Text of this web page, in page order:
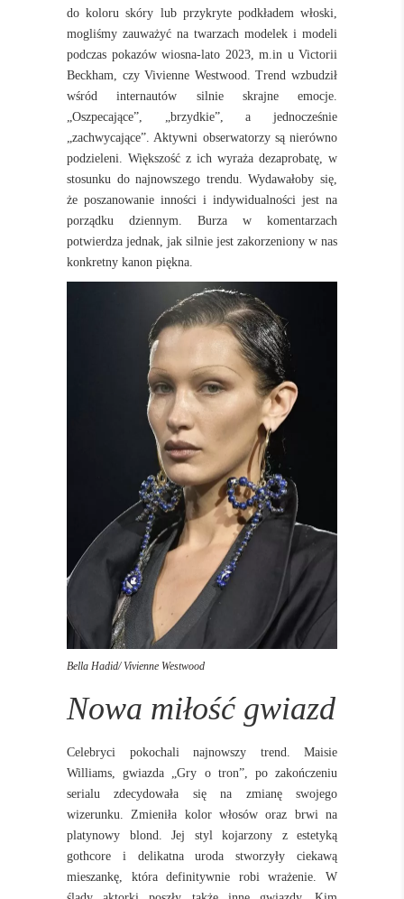
do koloru skóry lub przykryte podkładem włoski,
mogliśmy zauważyć na twarzach modelek i modeli
podczas pokazów wiosna-lato 2023, m.in u Victorii
Beckham, czy Vivienne Westwood. Trend wzbudził
wśród internautów silnie skrajne emocje.
„Oszpecające”, „brzydkie”, a jednocześnie
„zachwycające”. Aktywni obserwatorzy są nierówno
podzieleni. Większość z ich wyraża dezaprobatę, w
stosunku do najnowszego trendu. Wydawałoby się,
że poszanowanie inności i indywidualności jest na
porządku dziennym. Burza w komentarzach
potwierdza jednak, jak silnie jest zakorzeniony w nas
konkretny kanon piękna.
Bella Hadid/ Vivienne Westwood
Nowa miłość gwiazd
Celebryci pokochali najnowszy trend. Maisie
Williams, gwiazda „Gry o tron”, po zakończeniu
serialu zdecydowała się na zmianę swojego
wizerunku. Zmieniła kolor włosów oraz brwi na
platynowy blond. Jej styl kojarzony z estetyką
gothcore i delikatna uroda stworzyły ciekawą
mieszankę, która definitywnie robi wrażenie. W